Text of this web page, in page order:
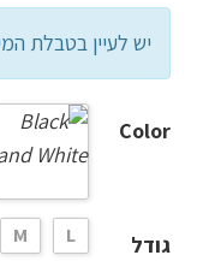
יש לעיין בטבלת
Color
גודל L
M